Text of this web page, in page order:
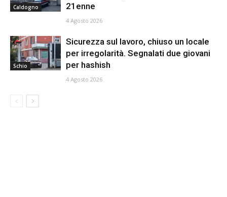
Caldogno
21enne
4 Agosto 2026
Schio
Sicurezza sul lavoro, chiuso un locale
per irregolarità. Segnalati due giovani
per hashish
4 Agosto 2026